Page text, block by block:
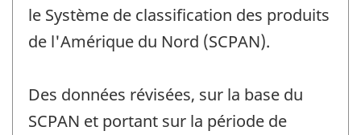
le Système de classification des produits
de l'Amérique du Nord (SCPAN).
Des données révisées, sur la base du
SCPAN et portant sur la période de